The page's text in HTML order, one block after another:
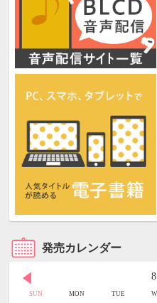
発売カレンダー
SUN MON TUE